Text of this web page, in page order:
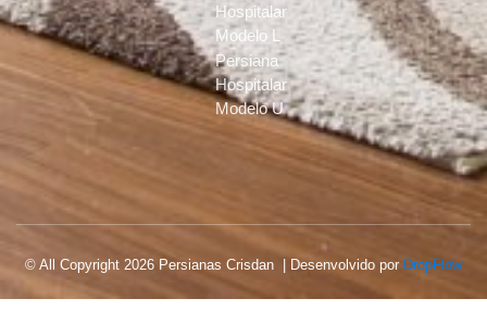
Hospitalar
Modelo L
Persiana
Hospitalar
Modelo U
© All Copyright 2026 Persianas Crisdan | Desenvolvido por DropFlow